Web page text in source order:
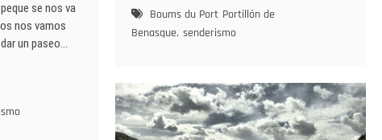
se nos va
nos vamos
un paseo…
port,
desde
Hospital,
Valle
de
Benasque.
Boums du Port Portillón de
Benasque. senderismo